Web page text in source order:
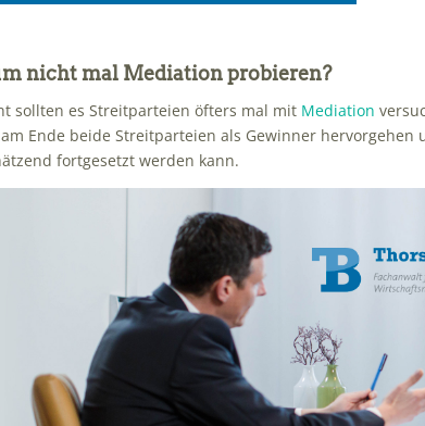
nicht mal Mediation probieren?
sollten es Streitparteien öfters mal mit Mediation
Ende beide Streitparteien als Gewinner
fortgesetzt werden kann.